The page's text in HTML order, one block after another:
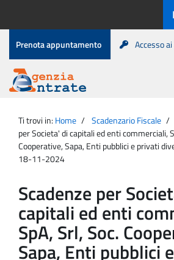
contenuto
Menu
di
servizio
Prenota appuntamento Accesso
Agenzia
Entrate
principale
Ti trovi in: Home Scadenzario Fiscale
per Societa' di capitali ed enti commerciali,
Cooperative, Sapa, Enti pubblici e privati
18-11-2024
Scadenze per
capitali ed enti
SpA, Srl, Soc.
Sapa, Enti pubblici